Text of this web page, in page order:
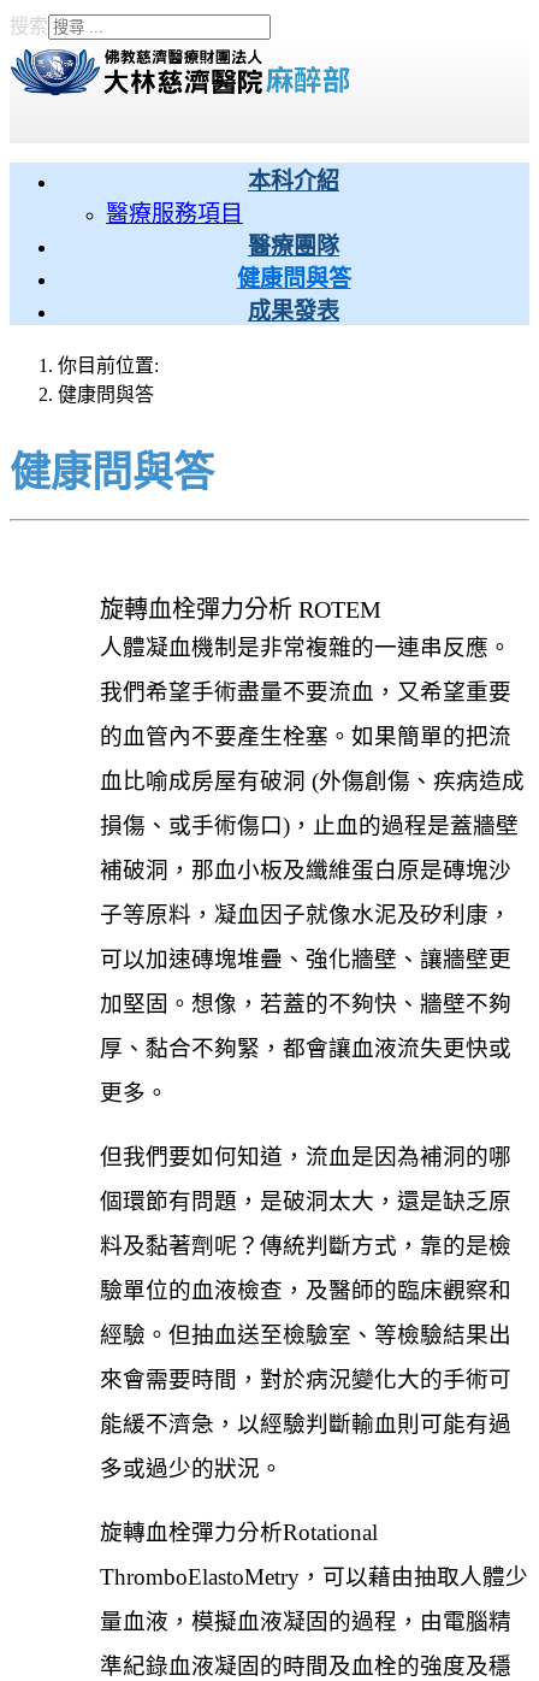
搜索
Type 2 or more characters
for results.
本科介紹
醫療服務項目
醫療團隊
健康問與答
成果發表
你目前位置:
健康問與答
健康問與答
旋轉血栓彈力分析 ROTEM
人體凝血機制是非常複雜的一連串反應。
我們希望手術盡量不要流血，又希望重要
的血管內不要產生栓塞。如果簡單的把流
血比喻成房屋有破洞 (外傷創傷、疾病造成
損傷、或手術傷口)，止血的過程是蓋牆壁
補破洞，那血小板及纖維蛋白原是磚塊沙
子等原料，凝血因子就像水泥及矽利康，
可以加速磚塊堆疊、強化牆壁、讓牆壁更
加堅固。想像，若蓋的不夠快、牆壁不夠
厚、黏合不夠緊，都會讓血液流失更快或
更多。
但我們要如何知道，流血是因為補洞的哪
個環節有問題，是破洞太大，還是缺乏原
料及黏著劑呢？傳統判斷方式，靠的是檢
驗單位的血液檢查，及醫師的臨床觀察和
經驗。但抽血送至檢驗室、等檢驗結果出
來會需要時間，對於病況變化大的手術可
能緩不濟急，以經驗判斷輸血則可能有過
多或過少的狀況。
旋轉血栓彈力分析Rotational
ThromboElastoMetry，可以藉由抽取人體少
量血液，模擬血液凝固的過程，由電腦精
準紀錄血液凝固的時間及血栓的強度及穩